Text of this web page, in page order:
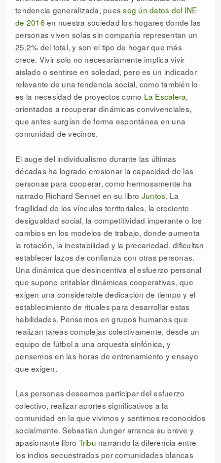
tendencia generalizada, puesseg ún datos del INE
de 2016 en nuestra sociedad los hogares donde las
personas viven solas sin compañía representan un
25,2% del total, y son el tipo de hogar que más
crece. Vivir solo no necesariamente implica vivir
aislado o sentirse en soledad, pero es un indicador
relevante de una tendencia social, como también lo
es la necesidad de proyectos como La Escalera,
orientados a recuperar dinámicas convivenciales,
que antes surgían de forma espontánea en una
comunidad de vecinos.
El auge del individualismo durante las últimas
décadas ha logrado erosionar la capacidad de las
personas para cooperar, como hermosamente ha
narrado Richard Sennet en su libro Juntos. La
fragilidad de los vínculos territoriales, la creciente
desigualdad social, la competitividad imperante o los
cambios en los modelos de trabajo, donde aumenta
la rotación, la inestabilidad y la precariedad, dificultan
establecer lazos de confianza con otras personas.
Una dinámica que desincentiva el esfuerzo personal
que supone entablar dinámicas cooperativas, que
exigen una considerable dedicación de tiempo y el
establecimiento de rituales para desarrollar estas
habilidades. Pensemos en grupos humanos que
realizan tareas complejas colectivamente, desde un
equipo de fútbol a una orquesta sinfónica, y
pensemos en las horas de entrenamiento y ensayo
que exigen.
Las personas deseamos participar del esfuerzo
colectivo, realizar aportes significativos a la
comunidad en la que vivimos y sentirnos reconocidos
socialmente. Sebastian Junger arranca su breve y
apasionante libro Tribu narrando la diferencia entre
los indios secuestrados por comunidades blancas